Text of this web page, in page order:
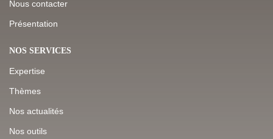
Nous contacter
Présentation
NOS SERVICES
Expertise
Thèmes
Nos actualités
Nos outils